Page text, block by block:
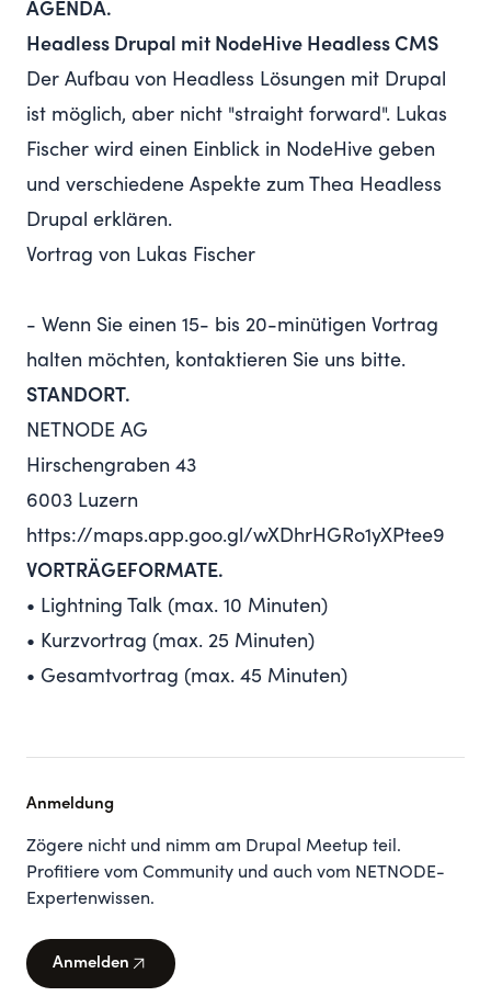
AGENDA.
Headless Drupal mit NodeHive Headless CMS
Der Aufbau von Headless Lösungen mit Drupal
ist möglich, aber nicht "straight forward". Lukas
Fischer wird einen Einblick in NodeHive geben
und verschiedene Aspekte zum Thea Headless
Drupal erklären.
Vortrag von Lukas Fischer
- Wenn Sie einen 15- bis 20-minütigen Vortrag
halten möchten, kontaktieren Sie uns bitte.
STANDORT.
NETNODE AG
Hirschengraben 43
6003 Luzern
https://maps.app.goo.gl/wXDhrHGRo1yXPtee9
VORTRÄGEFORMATE.
• Lightning Talk (max. 10 Minuten)
• Kurzvortrag (max. 25 Minuten)
• Gesamtvortrag (max. 45 Minuten)
Anmeldung
Zögere nicht und nimm am Drupal Meetup teil.
Profitiere vom Community und auch vom NETNODE-
Expertenwissen.
Anmelden arrow_outward